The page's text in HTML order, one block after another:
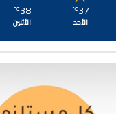
37
℃
الأحد
38
℃
الأثنين